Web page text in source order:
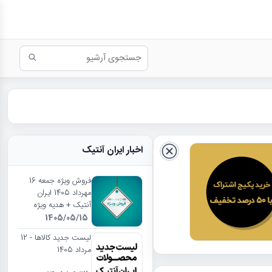
اخبار ایران آنتیک
فروش ویژه جمعه 16
مهرداد 1405 ایران
آنتیک + هدیه ویژه
1405/05/15
لیست جدید کالاها - 12
مرداد 1405